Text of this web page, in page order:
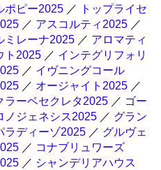
ポピー2025 ／
トップライセ
／ アスコルティ2025 ／
ミレーナ2025 ／ アロマティ
ト2025 ／ インテグリフォリ
／ イヴニングコール
／ オージャイト2025 ／
ラーベセクレタ2025 ／ ゴー
ノジェネシス2025 ／ グラン
ラディーゾ2025 ／ グルヴェ
／ コナブリュワーズ
／ シャンデリアハウス